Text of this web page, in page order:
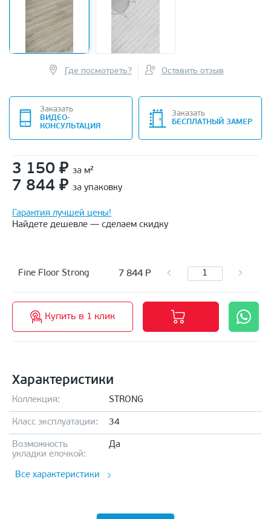
Где посмотреть? Оставить отзыв
Заказать
ВИДЕО-
КОНСУЛЬТАЦИЯ
Заказать
БЕСПЛАТНЫЙ ЗАМЕР
3 150 ₽ за м²
7 844 ₽ за упаковку
Гарантия лучшей цены!
Найдете дешевле — сделаем скидку
Fine Floor Strong 7 844 Р
Купить в 1 клик
Характеристики
Коллекция: STRONG
Класс эксплуатации: 34
Возможность
укладки елочкой:
Да
Все характеристики